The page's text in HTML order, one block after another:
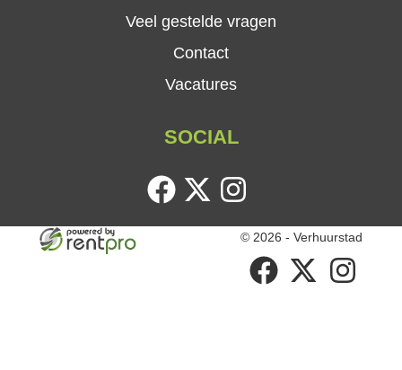
Veel gestelde vragen
Contact
Vacatures
SOCIAL
facebooktwitter
© 2026 - Verhuurstad
facebooktwitter instagram